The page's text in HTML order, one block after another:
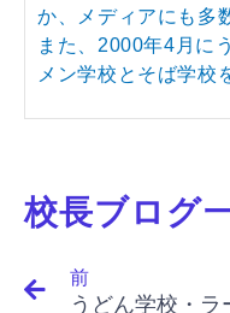
か、メディアにも多
また、2000年4月に
メン学校とそば学校
校長ブログ
前